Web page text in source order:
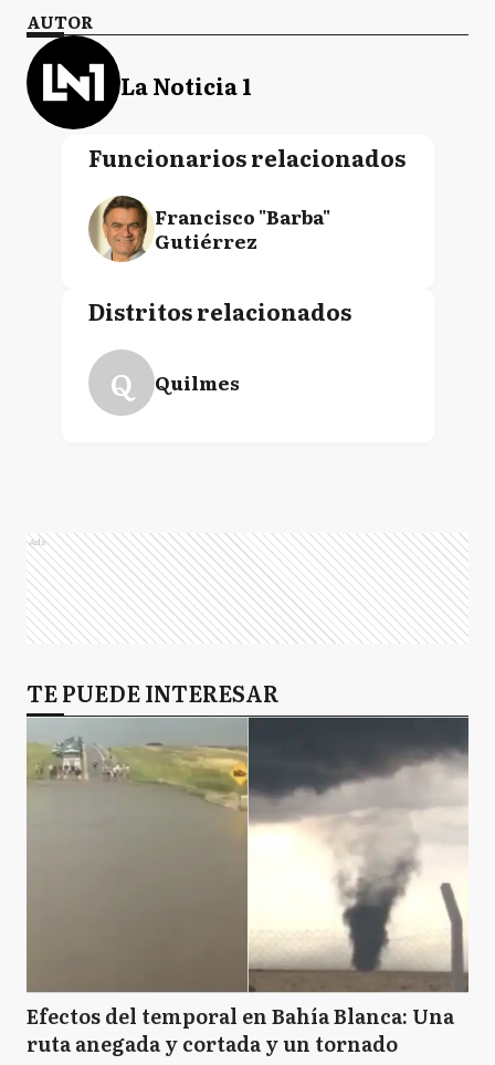
AUTOR
La Noticia 1
Funcionarios relacionados
Francisco "Barba"
Gutiérrez
Distritos relacionados
Q Quilmes
Ads
TE PUEDE INTERESAR
Efectos del temporal en Bahía Blanca: Una
ruta anegada y cortada y un tornado